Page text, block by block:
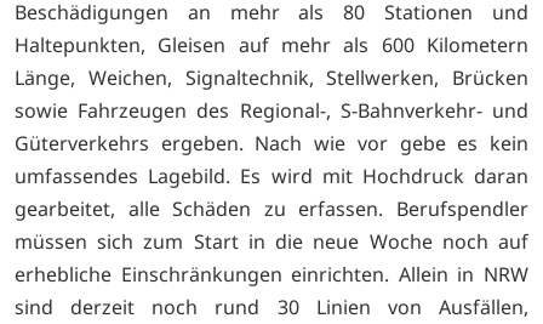
Beschädigungen an mehr als 80 Stationen und
Haltepunkten, Gleisen auf mehr als 600 Kilometern
Länge, Weichen, Signaltechnik, Stellwerken, Brücken
sowie Fahrzeugen des Regional-, S-Bahnverkehr- und
Güterverkehrs ergeben. Nach wie vor gebe es kein
umfassendes Lagebild. Es wird mit Hochdruck daran
gearbeitet, alle Schäden zu erfassen. Berufspendler
müssen sich zum Start in die neue Woche noch auf
erhebliche Einschränkungen einrichten. Allein in NRW
sind derzeit noch rund 30 Linien von Ausfällen,